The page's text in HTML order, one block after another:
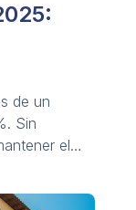
de un
Sin
el